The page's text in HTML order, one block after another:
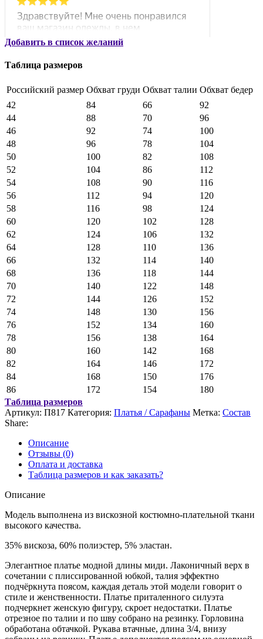
Добавить в список желаний
Таблица размеров
Российский размер Обхват груди Обхват талии Обхват бедер
42
84 66
92
44
88 70
96
46
92 74
100
48
96 78
104
50
100 82
108
52
104 86
112
54
108 90
116
56
112 94
120
58
116 98
124
60
120 102
128
62
124 106
132
64
128 110
136
66
132 114
140
68
136 118
144
70
140 122
148
72
144 126
152
74
148 130
156
76
152 134
160
78
156 138
164
80
160 142
168
82
164 146
172
84
168 150
176
86
172 154
180
Таблица размеров
Артикул: П817 Категория: Платья / Сарафаны Метка: Состав
Share:
Описание
Отзывы (0)
Оплата и доставка
Таблица размеров и как заказать?
Описание
Модель выполнена из вискозной костюмно-плательной ткани
высокого качества.
35% вискоза, 60% полиэстер, 5% эластан.
Элегантное платье модной длины миди. Лаконичный верх в
сочетании с плиссированной юбкой, талия эффектно
подчёркнута поясом, каждая деталь этой модели говорит о
стиле и женственности. Платье приталенного силуэта
подчеркнет женскую фигуру, скроет недостатки. Платье
отрезное по талии и по шву собрано на резинку. Горловина
обработана обтачкой. Рукава втачные, длина 3/4, внизу